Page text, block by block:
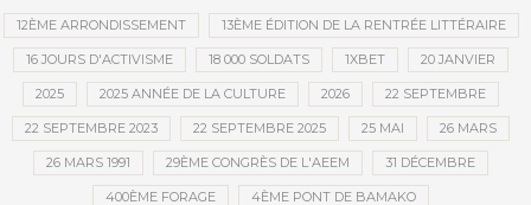
12ÈME ARRONDISSEMENT 13ÈME ÉDITION DE LA RENTRÉE LITTÉRAIRE
16 JOURS D'ACTIVISME 18 000 SOLDATS 1XBET 20 JANVIER
2025 2025 ANNÉE DE LA CULTURE 2026 22 SEPTEMBRE
22 SEPTEMBRE 2023 22 SEPTEMBRE 2025 25 MAI 26 MARS
26 MARS 1991 29ÈME CONGRÈS DE L'AEEM 31 DÉCEMBRE
400ÈME FORAGE 4ÈME PONT DE BAMAKO